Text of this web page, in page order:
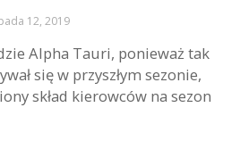
12, 2019
Alpha Tauri, ponieważ tak
się w przyszłym sezonie,
skład kierowców na sezon